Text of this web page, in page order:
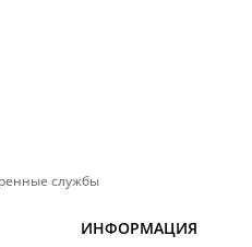
службы
ИНФОРМАЦИЯ